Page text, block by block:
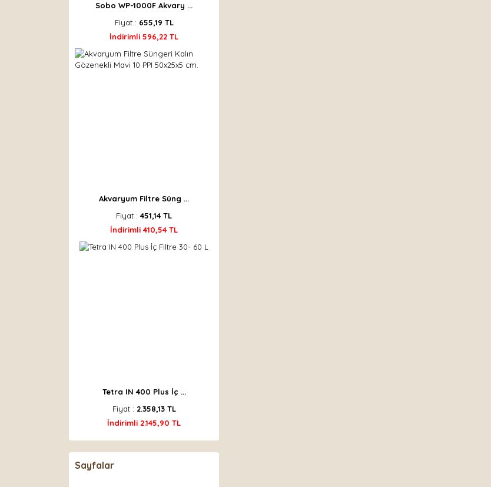
Sobo WP-1000F Akvary ...
Fiyat : 655,19 TL
İndirimli 596,22 TL
Akvaryum Filtre Süng ...
Fiyat : 451,14 TL
İndirimli 410,54 TL
Tetra IN 400 Plus İç ...
Fiyat : 2.358,13 TL
İndirimli 2.145,90 TL
Sayfalar